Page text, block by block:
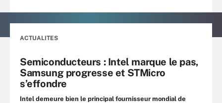
ACTUALITES
Semiconducteurs : Intel marque le pas,
Samsung progresse et STMicro
s’effondre
Intel demeure bien le principal fournisseur mondial de